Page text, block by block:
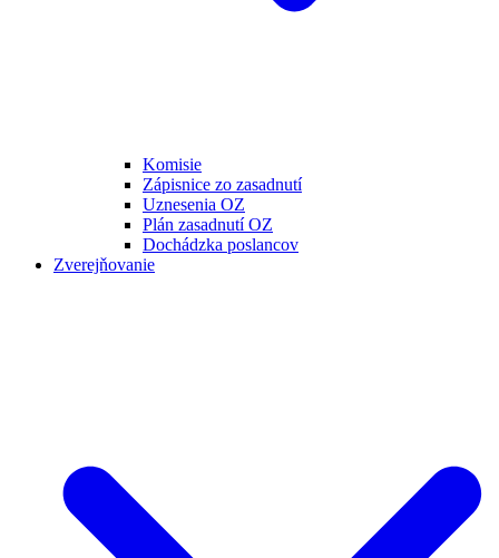
Komisie
Zápisnice zo zasadnutí
Uznesenia OZ
Plán zasadnutí OZ
Dochádzka poslancov
Zverejňovanie